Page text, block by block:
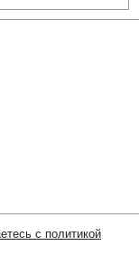
с политикой